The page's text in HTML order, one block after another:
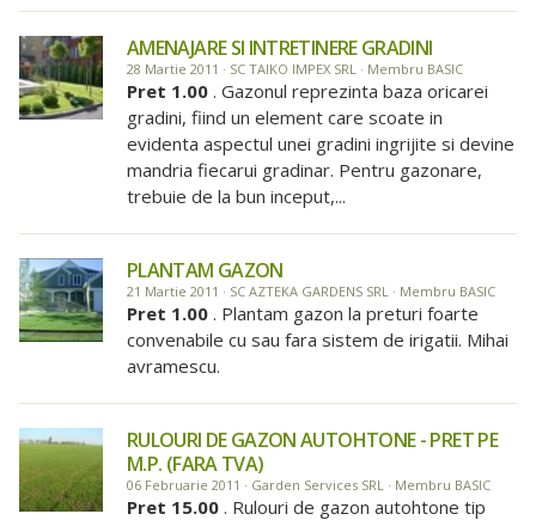
AMENAJARE SI INTRETINERE GRADINI
28 Martie 2011 · SC TAIKO IMPEX SRL · Membru BASIC
Pret 1.00 . Gazonul reprezinta baza oricarei
gradini, fiind un element care scoate in
evidenta aspectul unei gradini ingrijite si devine
mandria fiecarui gradinar. Pentru gazonare,
trebuie de la bun inceput,...
PLANTAM GAZON
21 Martie 2011 · SC AZTEKA GARDENS SRL · Membru BASIC
Pret 1.00 . Plantam gazon la preturi foarte
convenabile cu sau fara sistem de irigatii. Mihai
avramescu.
RULOURI DE GAZON AUTOHTONE - PRET PE
M.P. (FARA TVA)
06 Februarie 2011 · Garden Services SRL · Membru BASIC
Pret 15.00 . Rulouri de gazon autohtone tip